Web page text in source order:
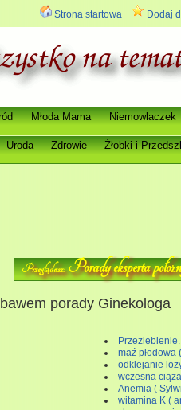
Strona startowa Dodaj
Młoda Mama Niemowlaczek
Uroda Zdrowie Żłobki i
Przeglądasz:Porady eksperta położ
porady Ginekologa
maź płodowa
odklejanie
wczesna
Anemia (
witamina K (